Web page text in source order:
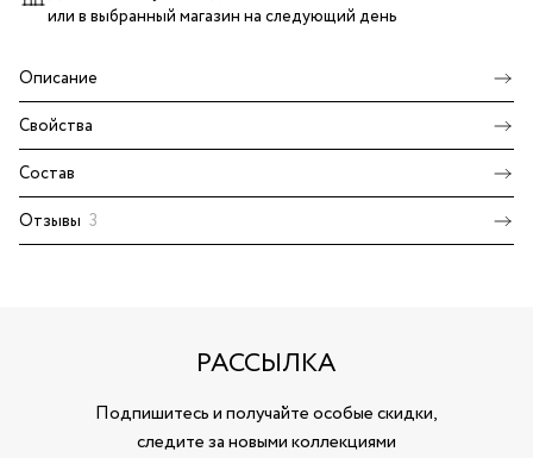
или в выбранный магазин на следующий день
Описание
Свойства
Состав
Отзывы 3
РАССЫЛКА
Подпишитесь и получайте особые скидки,
следите за новыми коллекциями